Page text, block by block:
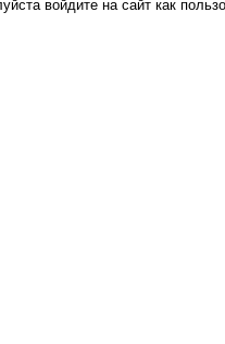
войдите на сайт как